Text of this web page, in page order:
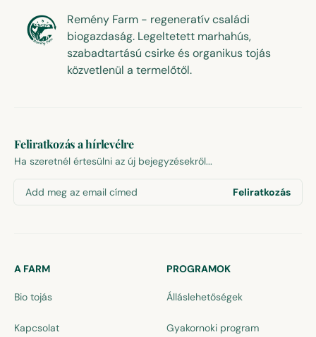
Remény Farm - regeneratív családi
biogazdaság. Legeltetett marhahús,
szabadtartású csirke és organikus tojás
közvetlenül a termelőtől.
Feliratkozás a hírlevélre
Ha szeretnél értesülni az új bejegyzésekről...
Add meg az email címed Feliratkozás
A FARM
Bio tojás
Kapcsolat
PROGRAMOK
Álláslehetőségek
Gyakornoki program